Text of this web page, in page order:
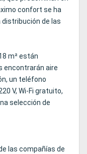
confort se ha
distribución de las
m² están
encontrarán aire
un teléfono
V, Wi-Fi gratuito,
selección de
las compañías de